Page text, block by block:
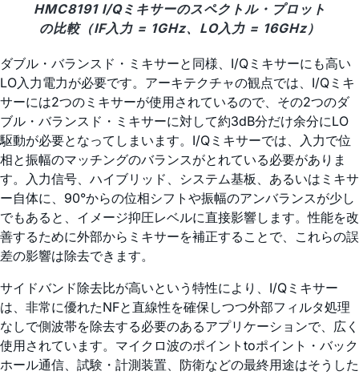
HMC8191 I/Qミキサーのスペクトル・プロット
の比較（IF入力 = 1GHz、LO入力 = 16GHz）
ダブル・バランスド・ミキサーと同様、I/Qミキサーにも高い
LO入力電力が必要です。アーキテクチャの観点では、I/Qミキ
サーには2つのミキサーが使用されているので、その2つのダ
ブル・バランスド・ミキサーに対して約3dB分だけ余分にLO
駆動が必要となってしまいます。I/Qミキサーでは、入力で位
相と振幅のマッチングのバランスがとれている必要がありま
す。入力信号、ハイブリッド、システム基板、あるいはミキサ
ー自体に、90°からの位相シフトや振幅のアンバランスが少し
でもあると、イメージ抑圧レベルに直接影響します。性能を改
善するために外部からミキサーを補正することで、これらの誤
差の影響は除去できます。
サイドバンド除去比が高いという特性により、I/Qミキサー
は、非常に優れたNFと直線性を確保しつつ外部フィルタ処理
なしで側波帯を除去する必要のあるアプリケーションで、広く
使用されています。マイクロ波のポイントtoポイント・バック
ホール通信、試験・計測装置、防衛などの最終用途はそうした